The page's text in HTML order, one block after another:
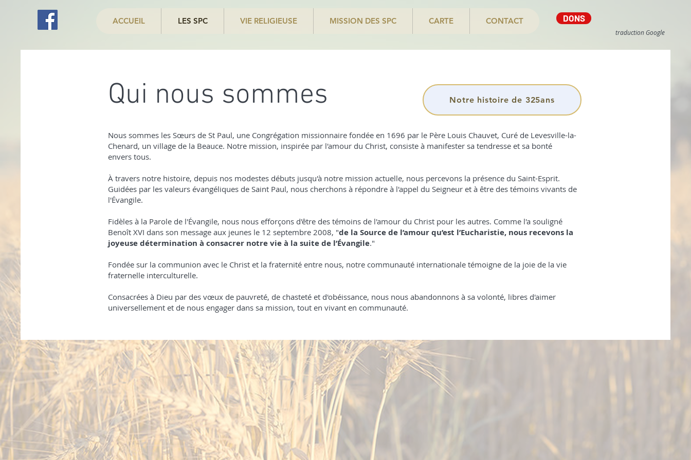
ACCUEIL LES SPC VIE RELIGIEUSE MISSION DES SPC CARTE CONTACT DONS
traduction Google
Qui nous sommes Notre histoire de 325ans
Nous sommes les Sœurs de St Paul, une Congrégation missionnaire fondée en 1696 par le Père Louis Chauvet, Curé de Levesville-la-
Chenard, un village de la Beauce. Notre mission, inspirée par l'amour du Christ, consiste à manifester sa tendresse et sa bonté
envers tous.
À travers notre histoire, depuis nos modestes débuts jusqu'à notre mission actuelle, nous percevons la présence du Saint-Esprit.
Guidées par les valeurs évangéliques de Saint Paul, nous cherchons à répondre à l'appel du Seigneur et à être des témoins vivants de
l'Évangile.
Fidèles à la Parole de l'Évangile, nous nous efforçons d'être des témoins de l'amour du Christ pour les autres. Comme l'a souligné
Benoît XVI dans son message aux jeunes le 12 septembre 2008, "de la Source de l’amour qu’est l’Eucharistie, nous recevons la
joyeuse détermination à consacrer notre vie à la suite de l’Évangile."
Fondée sur la communion avec le Christ et la fraternité entre nous, notre communauté internationale témoigne de la joie de la vie
fraternelle interculturelle.
Consacrées à Dieu par des vœux de pauvreté, de chasteté et d'obéissance, nous nous abandonnons à sa volonté, libres d'aimer
universellement et de nous engager dans sa mission, tout en vivant en communauté.